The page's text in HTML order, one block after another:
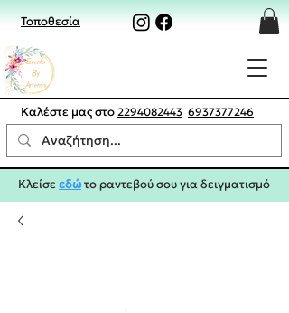
Τοποθεσία
Καλέστε μας στο 2294082443 6937377246
Κλείσεεδώτο ραντεβού σου για δειγματισμό